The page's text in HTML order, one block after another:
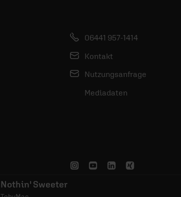
06441 957-1414
Kontakt
Nutzungsanfrage
Mediadaten
Nothin' Sweeter